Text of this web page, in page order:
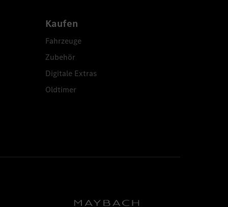
Kaufen
Fahrzeuge
Zubehör
Digitale Extras
Oldtimer